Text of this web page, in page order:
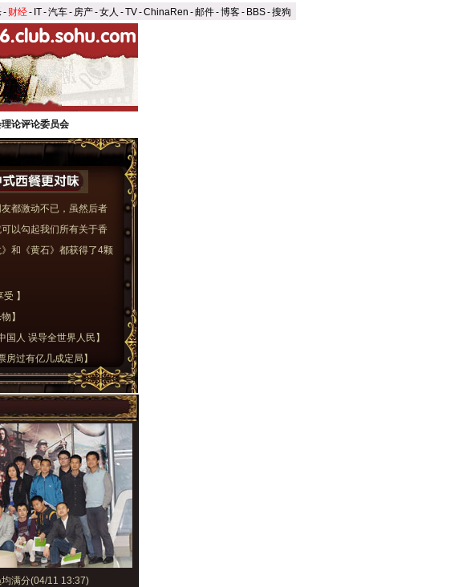
- 财经- IT-汽车- 房产-女人 -TV-ChinaRen -邮件-博客- BBS-搜狗
论评论委员会
都激动不已，虽然后者
以勾起我们所有关于香
和《黄石》都获得了4颗
】
】
国人 误导全世界人民】
房过有亿几成定局】
满分(04/11 13:37)